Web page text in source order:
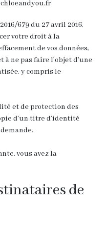
679 du 27 avril 2016,
votre droit à la
de vos données,
ne pas faire l’objet d’une
y compris le
et de protection des
d’un titre d’identité
vous avez la
de